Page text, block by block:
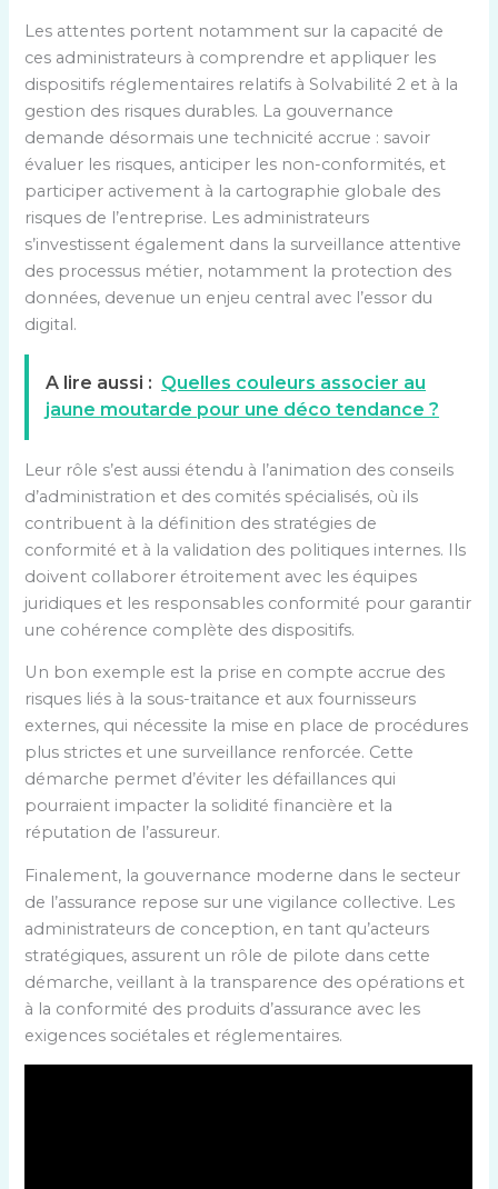
Les attentes portent notamment sur la capacité de
ces administrateurs à comprendre et appliquer les
dispositifs réglementaires relatifs à Solvabilité 2 et à la
gestion des risques durables. La gouvernance
demande désormais une technicité accrue : savoir
évaluer les risques, anticiper les non-conformités, et
participer activement à la cartographie globale des
risques de l’entreprise. Les administrateurs
s’investissent également dans la surveillance attentive
des processus métier, notamment la protection des
données, devenue un enjeu central avec l’essor du
digital.
A lire aussi : Quelles couleurs associer au
jaune moutarde pour une déco tendance ?
Leur rôle s’est aussi étendu à l’animation des conseils
d’administration et des comités spécialisés, où ils
contribuent à la définition des stratégies de
conformité et à la validation des politiques internes. Ils
doivent collaborer étroitement avec les équipes
juridiques et les responsables conformité pour garantir
une cohérence complète des dispositifs.
Un bon exemple est la prise en compte accrue des
risques liés à la sous-traitance et aux fournisseurs
externes, qui nécessite la mise en place de procédures
plus strictes et une surveillance renforcée. Cette
démarche permet d’éviter les défaillances qui
pourraient impacter la solidité financière et la
réputation de l’assureur.
Finalement, la gouvernance moderne dans le secteur
de l’assurance repose sur une vigilance collective. Les
administrateurs de conception, en tant qu’acteurs
stratégiques, assurent un rôle de pilote dans cette
démarche, veillant à la transparence des opérations et
à la conformité des produits d’assurance avec les
exigences sociétales et réglementaires.